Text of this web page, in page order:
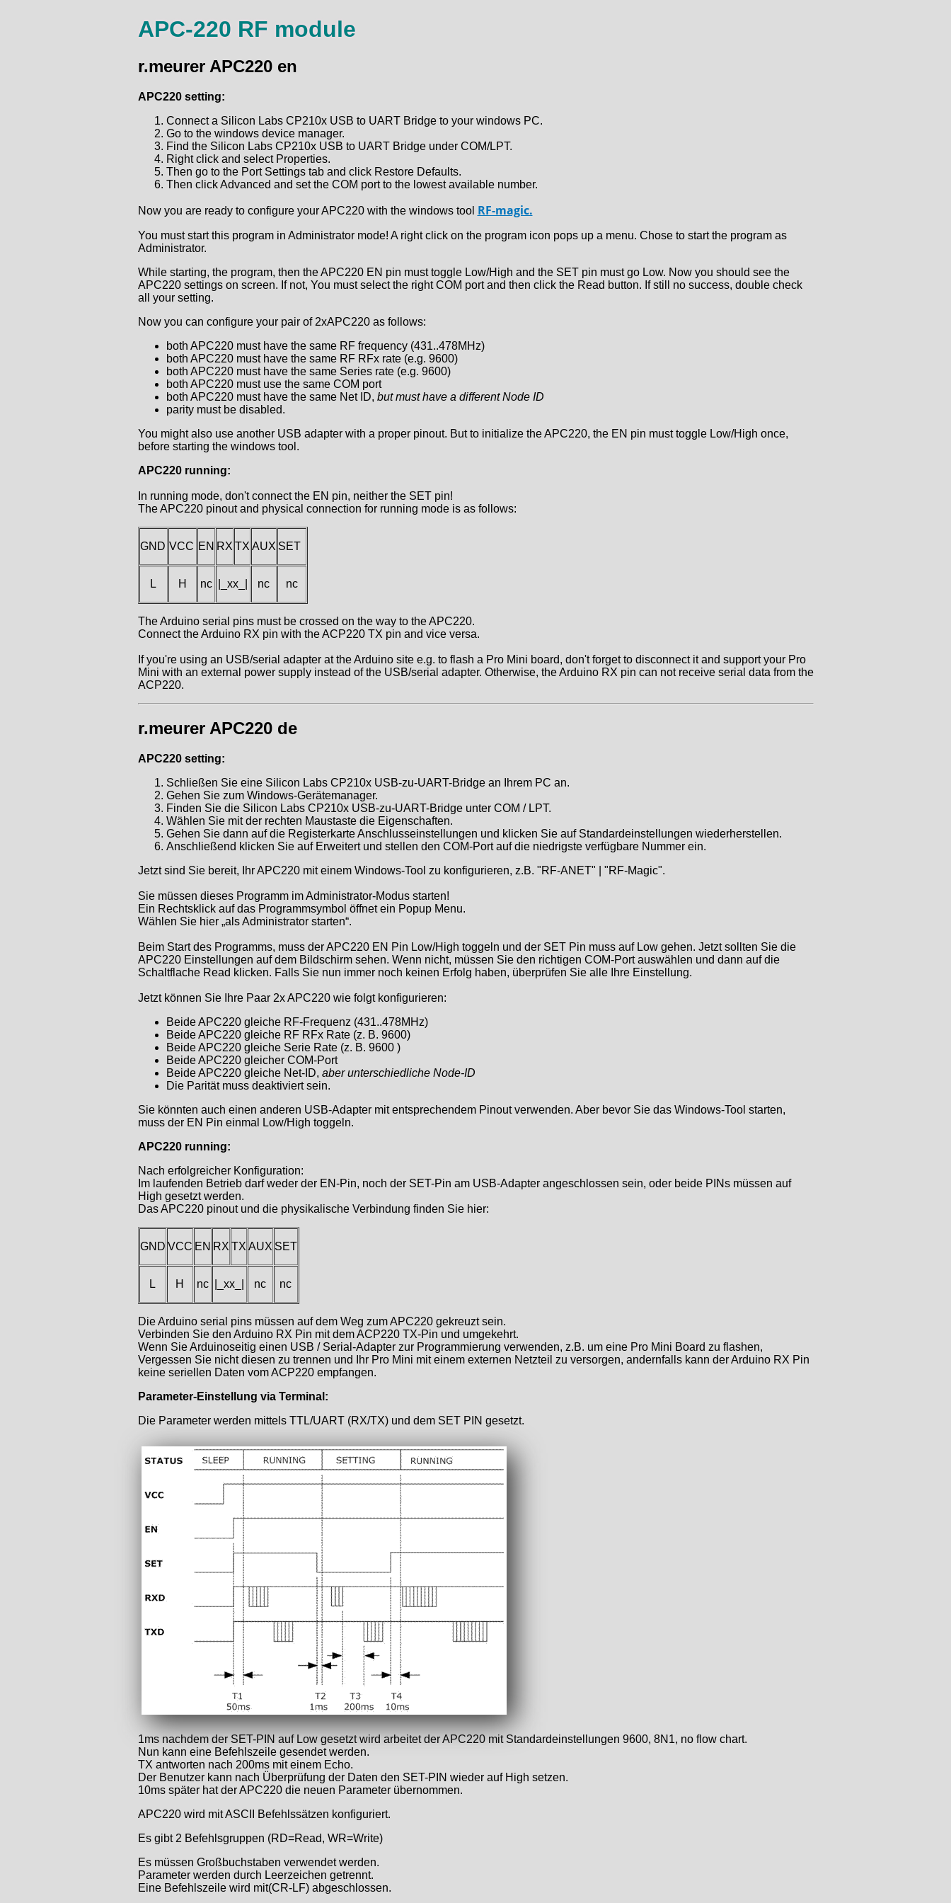
APC-220 RF module
r.meurer APC220 en
APC220 setting:
Connect a Silicon Labs CP210x USB to UART Bridge to your windows PC.
Go to the windows device manager.
Find the Silicon Labs CP210x USB to UART Bridge under COM/LPT.
Right click and select Properties.
Then go to the Port Settings tab and click Restore Defaults.
Then click Advanced and set the COM port to the lowest available number.
Now you are ready to configure your APC220 with the windows tool RF-magic.
You must start this program in Administrator mode! A right click on the program icon pops up a menu. Chose to start the program as
Administrator.
While starting, the program, then the APC220 EN pin must toggle Low/High and the SET pin must go Low. Now you should see the
APC220 settings on screen. If not, You must select the right COM port and then click the Read button. If still no success, double check
all your setting.
Now you can configure your pair of 2xAPC220 as follows:
both APC220 must have the same RF frequency (431..478MHz)
both APC220 must have the same RF RFx rate (e.g. 9600)
both APC220 must have the same Series rate (e.g. 9600)
both APC220 must use the same COM port
both APC220 must have the same Net ID, but must have a different Node ID
parity must be disabled.
You might also use another USB adapter with a proper pinout. But to initialize the APC220, the EN pin must toggle Low/High once,
before starting the windows tool.
APC220 running:
In running mode, don't connect the EN pin, neither the SET pin!
The APC220 pinout and physical connection for running mode is as follows:
GND VCC EN RX TX AUX SET
L H nc |_xx_| nc nc
The Arduino serial pins must be crossed on the way to the APC220.
Connect the Arduino RX pin with the ACP220 TX pin and vice versa.
If you're using an USB/serial adapter at the Arduino site e.g. to flash a Pro Mini board, don't forget to disconnect it and support your Pro
Mini with an external power supply instead of the USB/serial adapter. Otherwise, the Arduino RX pin can not receive serial data from the
ACP220.
r.meurer APC220 de
APC220 setting:
Schließen Sie eine Silicon Labs CP210x USB-zu-UART-Bridge an Ihrem PC an.
Gehen Sie zum Windows-Gerätemanager.
Finden Sie die Silicon Labs CP210x USB-zu-UART-Bridge unter COM / LPT.
Wählen Sie mit der rechten Maustaste die Eigenschaften.
Gehen Sie dann auf die Registerkarte Anschlusseinstellungen und klicken Sie auf Standardeinstellungen wiederherstellen.
Anschließend klicken Sie auf Erweitert und stellen den COM-Port auf die niedrigste verfügbare Nummer ein.
Jetzt sind Sie bereit, Ihr APC220 mit einem Windows-Tool zu konfigurieren, z.B. "RF-ANET" | "RF-Magic".
Sie müssen dieses Programm im Administrator-Modus starten!
Ein Rechtsklick auf das Programmsymbol öffnet ein Popup Menu.
Wählen Sie hier „als Administrator starten“.
Beim Start des Programms, muss der APC220 EN Pin Low/High toggeln und der SET Pin muss auf Low gehen. Jetzt sollten Sie die
APC220 Einstellungen auf dem Bildschirm sehen. Wenn nicht, müssen Sie den richtigen COM-Port auswählen und dann auf die
Schaltflache Read klicken. Falls Sie nun immer noch keinen Erfolg haben, überprüfen Sie alle Ihre Einstellung.
Jetzt können Sie Ihre Paar 2x APC220 wie folgt konfigurieren:
Beide APC220 gleiche RF-Frequenz (431..478MHz)
Beide APC220 gleiche RF RFx Rate (z. B. 9600)
Beide APC220 gleiche Serie Rate (z. B. 9600 )
Beide APC220 gleicher COM-Port
Beide APC220 gleiche Net-ID, aber unterschiedliche Node-ID
Die Parität muss deaktiviert sein.
Sie könnten auch einen anderen USB-Adapter mit entsprechendem Pinout verwenden. Aber bevor Sie das Windows-Tool starten,
muss der EN Pin einmal Low/High toggeln.
APC220 running:
Nach erfolgreicher Konfiguration:
Im laufenden Betrieb darf weder der EN-Pin, noch der SET-Pin am USB-Adapter angeschlossen sein, oder beide PINs müssen auf
High gesetzt werden.
Das APC220 pinout und die physikalische Verbindung finden Sie hier:
GND VCC EN RX TX AUX SET
L H nc |_xx_| nc nc
Die Arduino serial pins müssen auf dem Weg zum APC220 gekreuzt sein.
Verbinden Sie den Arduino RX Pin mit dem ACP220 TX-Pin und umgekehrt.
Wenn Sie Arduinoseitig einen USB / Serial-Adapter zur Programmierung verwenden, z.B. um eine Pro Mini Board zu flashen,
Vergessen Sie nicht diesen zu trennen und Ihr Pro Mini mit einem externen Netzteil zu versorgen, andernfalls kann der Arduino RX Pin
keine seriellen Daten vom ACP220 empfangen.
Parameter-Einstellung via Terminal:
Die Parameter werden mittels TTL/UART (RX/TX) und dem SET PIN gesetzt.
1ms nachdem der SET-PIN auf Low gesetzt wird arbeitet der APC220 mit Standardeinstellungen 9600, 8N1, no flow chart.
Nun kann eine Befehlszeile gesendet werden.
TX antworten nach 200ms mit einem Echo.
Der Benutzer kann nach Überprüfung der Daten den SET-PIN wieder auf High setzen.
10ms später hat der APC220 die neuen Parameter übernommen.
APC220 wird mit ASCII Befehlssätzen konfiguriert.
Es gibt 2 Befehlsgruppen (RD=Read, WR=Write)
Es müssen Großbuchstaben verwendet werden.
Parameter werden durch Leerzeichen getrennt.
Eine Befehlszeile wird mit(CR-LF) abgeschlossen.